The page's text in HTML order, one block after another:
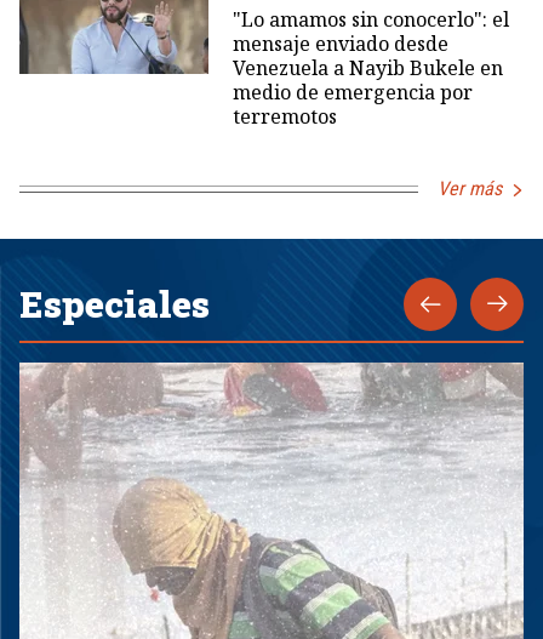
"Lo amamos sin conocerlo": el
mensaje enviado desde
Venezuela a Nayib Bukele en
medio de emergencia por
terremotos
Ver más
Especiales